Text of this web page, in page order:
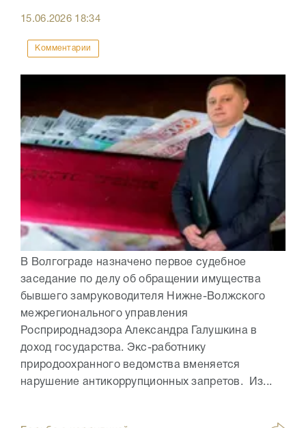
15.06.2026 18:34
Комментарии
В Волгограде назначено первое судебное
заседание по делу об обращении имущества
бывшего замруководителя Нижне-Волжского
межрегионального управления
Росприроднадзора Александра Галушкина в
доход государства. Экс-работнику
природоохранного ведомства вменяется
нарушение антикоррупционных запретов. Из...